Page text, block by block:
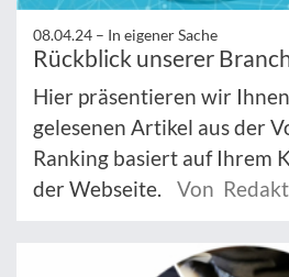
08.04.24 – In eigener Sache
Rückblick unserer
Hier präsentieren wir
gelesenen Artikel aus der
Ranking basiert auf Ihrem
der Webseite.
Von